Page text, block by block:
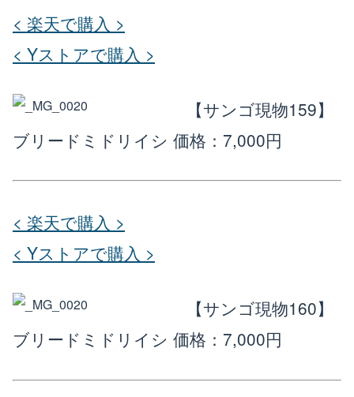
< 楽天で購入 >
< Yストアで購入 >
【サンゴ現物159】
ブリードミドリイシ 価格：7,000円
< 楽天で購入 >
< Yストアで購入 >
【サンゴ現物160】
ブリードミドリイシ 価格：7,000円